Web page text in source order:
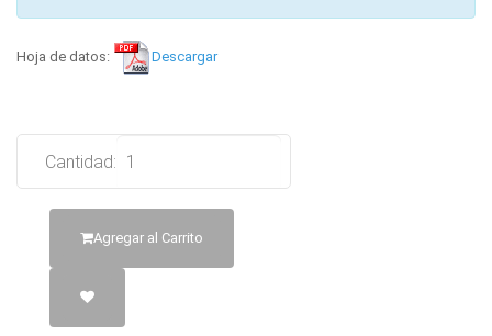
Hoja de datos: Descargar
Cantidad:
Agregar al Carrito